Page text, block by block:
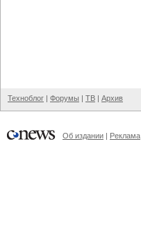
Техноблог | Форумы | ТВ | Архив
Об издании | Реклама